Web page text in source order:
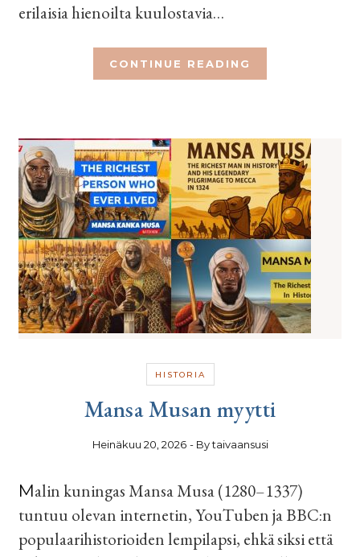
erilaisia hienoilta kuulostavia…
CONTINUE READING
HISTORIA
Mansa Musan myytti
Heinäkuu 20, 2026 - Bytaivaansusi
Malin kuningas Mansa Musa (1280–1337)
tuntuu olevan internetin, YouTuben ja BBC:n
populaarihistorioiden lempilapsi, ehkä siksi että